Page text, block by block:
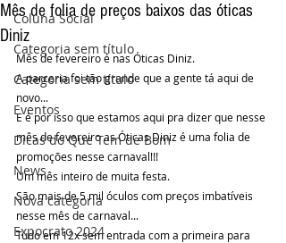
Coluna Social
Categoria sem título
Categoria sem título
Eventos
Dicas do Que Tem de Bom
News
Nova categoria
Expocrato 2024
Mês de folia de preços baixos das óticas
Diniz
Mês de fevereiro é nas Óticas Diniz.
A parceria foi tão grande que a gente tá aqui de
novo...
E é por isso que estamos aqui pra dizer que nesse
mês de fevereiro as Óticas Diniz é uma folia de
promoções nesse carnaval!!!
Um mês inteiro de muita festa.
São mais de 5 mil óculos com preços imbatíveis
nesse mês de carnaval...
Tudo em 12x sem entrada com a primeira para